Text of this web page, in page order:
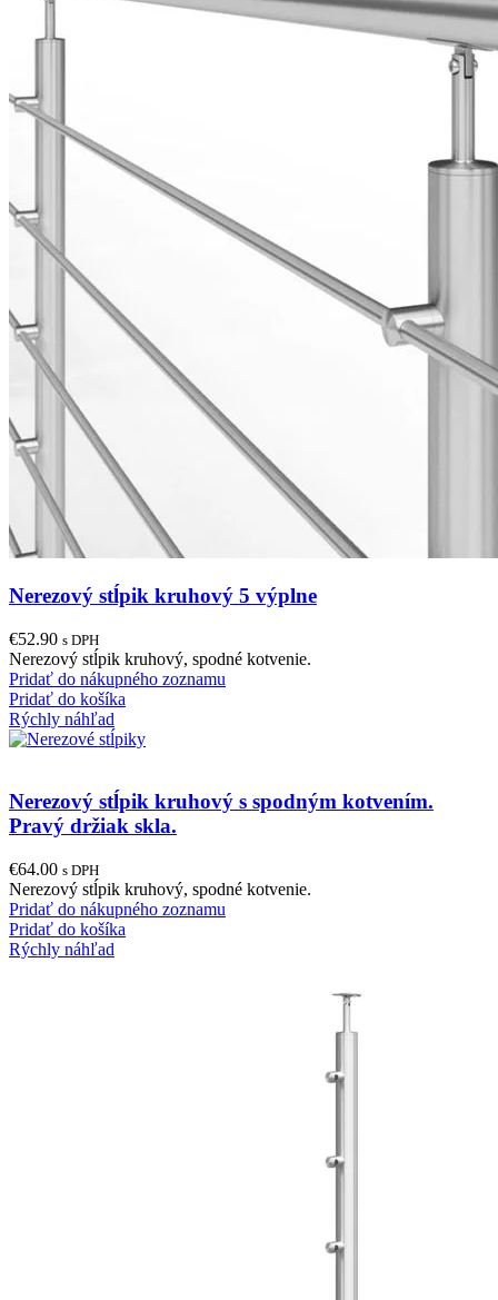
Nerezový stĺpik kruhový 5 výplne
€52.90 s DPH
Nerezový stĺpik kruhový, spodné kotvenie.
Pridať do nákupného zoznamu
Pridať do košíka
Rýchly náhľad
Nerezový stĺpik kruhový s spodným kotvením.
Pravý držiak skla.
€64.00 s DPH
Nerezový stĺpik kruhový, spodné kotvenie.
Pridať do nákupného zoznamu
Pridať do košíka
Rýchly náhľad